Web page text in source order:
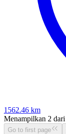
1562.46 km
Menampilkan 2 dari
Go to first page